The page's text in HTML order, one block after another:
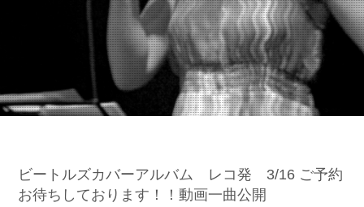
LIVE SCHEDULE
ライブスケジュール
CONTACT US
ストア
ビートルズカバーアルバム レコ発 3/16 ご予約
お待ちしております！！動画一曲公開